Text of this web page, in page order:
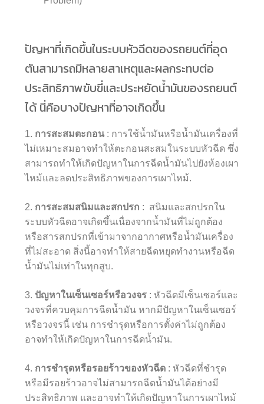
ปัญหาที่เกิดขึ้นในระบบหัวฉีดของรถยนต์ที่อุด
ตันสามารถมีหลายสาเหตุและผลกระทบต่อ
ประสิทธิภาพขับขี่และประหยัดน้ำมันของรถยนต์
ได้ นี่คือบางปัญหาที่อาจเกิดขึ้น
1. การสะสมตะกอน : การใช้น้ำมันหรือน้ำมันเครื่องที่
ไม่เหมาะสมอาจทำให้ตะกอนสะสมในระบบหัวฉีด ซึ่ง
สามารถทำให้เกิดปัญหาในการฉีดน้ำมันไปยังห้องเผา
ไหม้และลดประสิทธิภาพของการเผาไหม้.
2. การสะสมสนิมและสกปรก : สนิมและสกปรกใน
ระบบหัวฉีดอาจเกิดขึ้นเนื่องจากน้ำมันที่ไม่ถูกต้อง
หรือสารสกปรกที่เข้ามาจากอากาศหรือน้ำมันเครื่อง
ที่ไม่สะอาด สิ่งนี้อาจทำให้สายฉีดหยุดทำงานหรือฉีด
น้ำมันไม่เท่าในทุกสูบ.
3. ปัญหาในเซ็นเซอร์หรือวงจร : หัวฉีดมีเซ็นเซอร์และ
วงจรที่ควบคุมการฉีดน้ำมัน หากมีปัญหาในเซ็นเซอร์
หรือวงจรนี้ เช่น การชำรุดหรือการตั้งค่าไม่ถูกต้อง
อาจทำให้เกิดปัญหาในการฉีดน้ำมัน.
4. การชำรุดหรือรอยร้าวของหัวฉีด : หัวฉีดที่ชำรุด
หรือมีรอยร้าวอาจไม่สามารถฉีดน้ำมันได้อย่างมี
ประสิทธิภาพ และอาจทำให้เกิดปัญหาในการเผาไหม้